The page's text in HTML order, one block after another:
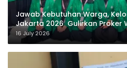
Jawab Kebutuhan Warga,
Jakarta 2026 Gulirkan Proker
Sukamanah
16 July 2026